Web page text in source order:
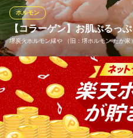
IZAKA家 みっちゃん
居酒屋料理
南海本線堺駅南口 徒歩2分
大阪府堺市堺区竜神橋町1-7-1 ショップ
【コラーゲン】お肌ぷるっ
堺炭火ホルモン縁や （旧：堺ホルモン たか家
ホルモン
ホルモンにはお肌に良いコラー
の旨味もぎっしり♪美味しいホ
るっぷるになりましょう♪
堺炭火ホルモン縁や （旧：